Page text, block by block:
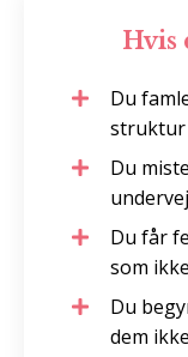
Hvis
Du
struktur
Du
Du får
som
Du
dem